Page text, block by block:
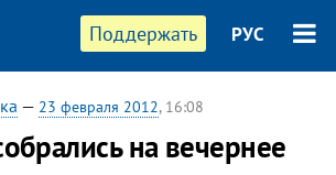
Поддержать РУС
— 23 февраля 2012, 16:08
на вечернее